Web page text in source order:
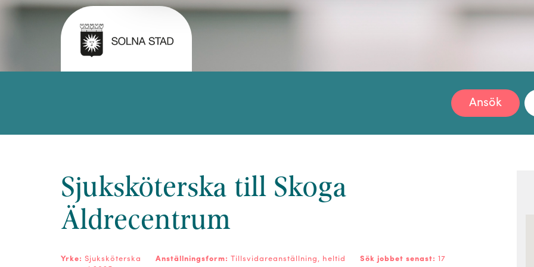
Ansök
Sjuksköterska till Skoga
Äldrecentrum
Yrke: Sjuksköterska Anställningsform: Tillsvidareanställning, heltid Sök jobbet senast: 17